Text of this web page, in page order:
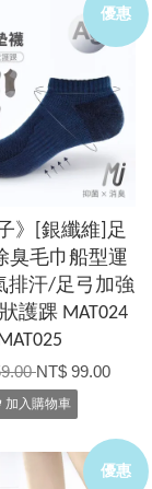
優惠
》[銀纖維]足
臭毛巾船型運
排汗/足弓加強
護踝 MAT024
MAT025
NT$ 99.00
加入購物車
優惠